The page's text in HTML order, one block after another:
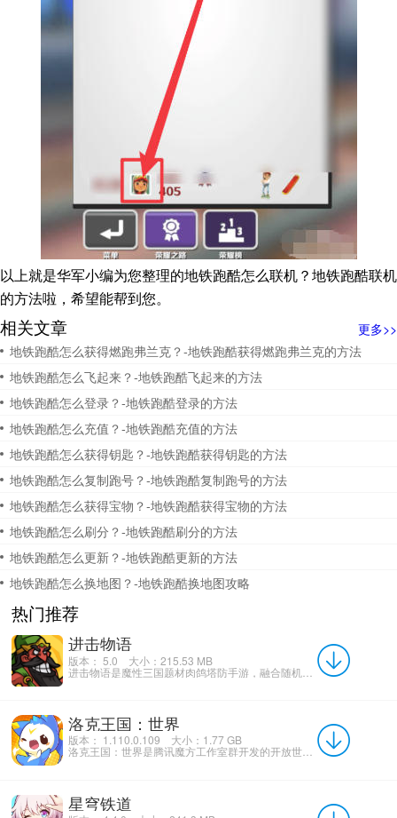
以上就是华军小编为您整理的地铁跑酷怎么联机？地铁跑酷联机
的方法啦，希望能帮到您。
相关文章
更多>>
地铁跑酷怎么获得燃跑弗兰克？-地铁跑酷获得燃跑弗兰克的方法
地铁跑酷怎么飞起来？-地铁跑酷飞起来的方法
地铁跑酷怎么登录？-地铁跑酷登录的方法
地铁跑酷怎么充值？-地铁跑酷充值的方法
地铁跑酷怎么获得钥匙？-地铁跑酷获得钥匙的方法
地铁跑酷怎么复制跑号？-地铁跑酷复制跑号的方法
地铁跑酷怎么获得宝物？-地铁跑酷获得宝物的方法
地铁跑酷怎么刷分？-地铁跑酷刷分的方法
地铁跑酷怎么更新？-地铁跑酷更新的方法
地铁跑酷怎么换地图？-地铁跑酷换地图攻略
热门推荐
进击物语
版本： 5.0 大小：215.53 MB
进击物语是魔性三国题材肉鸽塔防手游，融合随机合成、阵营羁绊、真人天梯与双人协作玩法，收录魏蜀吴群雄道家...
洛克王国：世界
版本： 1.110.0.109 大小：1.77 GB
洛克王国：世界是腾讯魔方工作室群开发的开放世界精灵养成手游，支持安卓、iOS及PC三端数据互通。游戏以3...
星穹铁道